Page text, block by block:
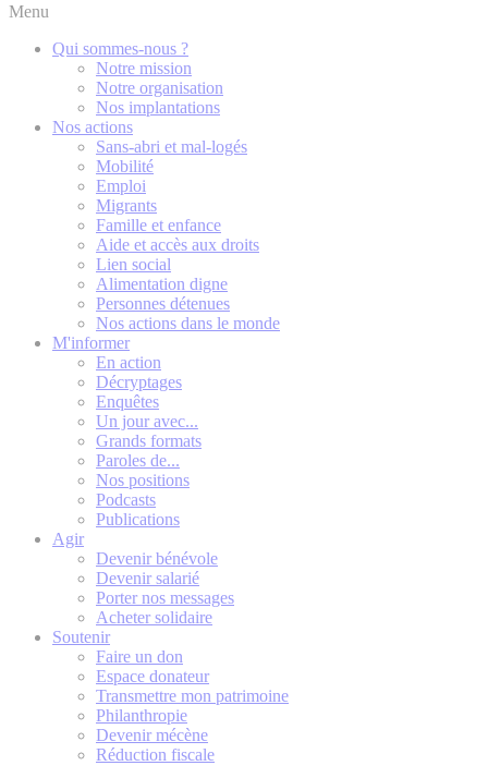
Menu
Qui sommes-nous ?
Notre mission
Notre organisation
Nos implantations
Nos actions
Sans-abri et mal-logés
Mobilité
Emploi
Migrants
Famille et enfance
Aide et accès aux droits
Lien social
Alimentation digne
Personnes détenues
Nos actions dans le monde
M'informer
En action
Décryptages
Enquêtes
Un jour avec...
Grands formats
Paroles de...
Nos positions
Podcasts
Publications
Agir
Devenir bénévole
Devenir salarié
Porter nos messages
Acheter solidaire
Soutenir
Faire un don
Espace donateur
Transmettre mon patrimoine
Philanthropie
Devenir mécène
Réduction fiscale